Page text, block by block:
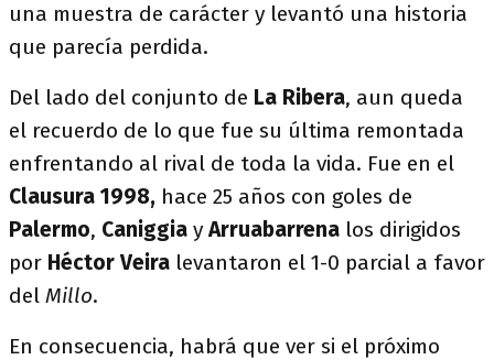
una muestra de carácter y levantó una historia
que parecía perdida.
Del lado del conjunto de La Ribera, aun queda
el recuerdo de lo que fue su última remontada
enfrentando al rival de toda la vida. Fue en el
Clausura 1998, hace 25 años con goles de
Palermo, Caniggia yArruabarrena los dirigidos
por Héctor Veira levantaron el 1-0 parcial a favor
del Millo.
En consecuencia, habrá que ver si el próximo